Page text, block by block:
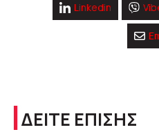
Linkedin
ΔΕΙΤΕ ΕΠΙΣΗΣ